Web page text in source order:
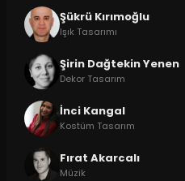
Şükrü Kırımoğlu
Işık Tasarımı
Şirin Dağtekin Yenen
Dekor Tasarım
İnci Kangal
Kostüm Tasarım
Fırat Akarcalı
Müzik